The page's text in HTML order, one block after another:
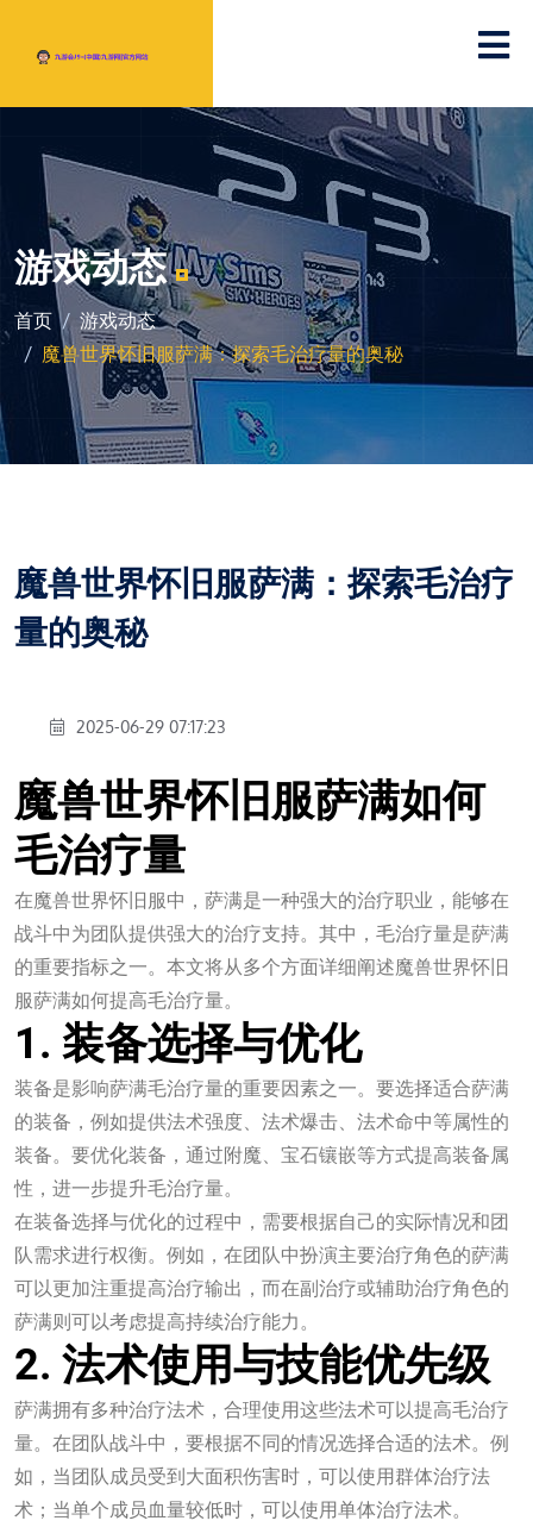
游戏动态
首页
游戏动态
魔兽世界怀旧服萨满：探索毛治疗量的奥秘
魔兽世界怀旧服萨满：探索毛治疗
量的奥秘
2025-06-29 07:17:23
魔兽世界怀旧服萨满如何
毛治疗量
在魔兽世界怀旧服中，萨满是一种强大的治疗职业，能够在
战斗中为团队提供强大的治疗支持。其中，毛治疗量是萨满
的重要指标之一。本文将从多个方面详细阐述魔兽世界怀旧
服萨满如何提高毛治疗量。
1. 装备选择与优化
装备是影响萨满毛治疗量的重要因素之一。要选择适合萨满
的装备，例如提供法术强度、法术爆击、法术命中等属性的
装备。要优化装备，通过附魔、宝石镶嵌等方式提高装备属
性，进一步提升毛治疗量。
在装备选择与优化的过程中，需要根据自己的实际情况和团
队需求进行权衡。例如，在团队中扮演主要治疗角色的萨满
可以更加注重提高治疗输出，而在副治疗或辅助治疗角色的
萨满则可以考虑提高持续治疗能力。
2. 法术使用与技能优先级
萨满拥有多种治疗法术，合理使用这些法术可以提高毛治疗
量。在团队战斗中，要根据不同的情况选择合适的法术。例
如，当团队成员受到大面积伤害时，可以使用群体治疗法
术；当单个成员血量较低时，可以使用单体治疗法术。